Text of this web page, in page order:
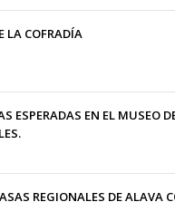
LA COFRADÍA
ESPERADAS EN EL MUSEO
REGIONALES DE ALAVA